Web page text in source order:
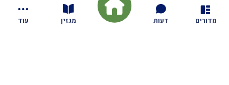
מדורים דעות מגזין עוד